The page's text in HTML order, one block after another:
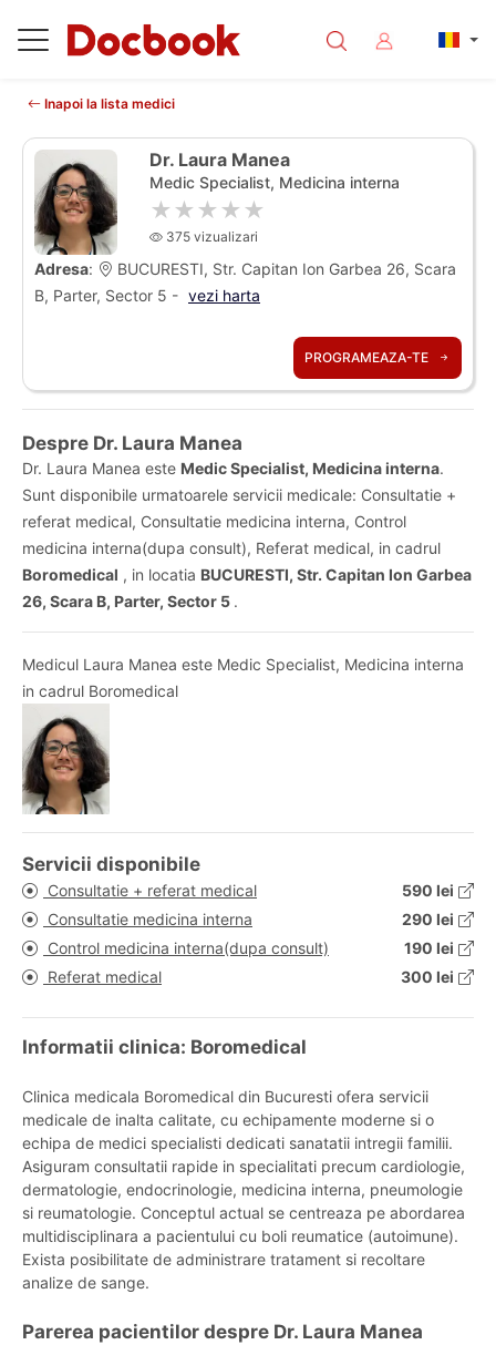
Inapoi la lista medici
Dr. Laura Manea
Medic Specialist, Medicina interna
★★★★★
375 vizualizari
Adresa:
BUCURESTI, Str. Capitan Ion Garbea 26, Scara
B, Parter, Sector 5 - vezi harta
PROGRAMEAZA-TE
Despre Dr. Laura Manea
Dr. Laura Manea este Medic Specialist, Medicina interna.
Sunt disponibile urmatoarele servicii medicale: Consultatie +
referat medical, Consultatie medicina interna, Control
medicina interna(dupa consult), Referat medical, in cadrul
Boromedical , in locatia BUCURESTI, Str. Capitan Ion Garbea
26, Scara B, Parter, Sector 5 .
Medicul Laura Manea este Medic Specialist, Medicina interna
in cadrul Boromedical
Servicii disponibile
Consultatie + referat medical
590 lei
Consultatie medicina interna
290 lei
Control medicina interna(dupa consult)
190 lei
Referat medical
300 lei
Informatii clinica: Boromedical
Clinica medicala Boromedical din Bucuresti ofera servicii
medicale de inalta calitate, cu echipamente moderne si o
echipa de medici specialisti dedicati sanatatii intregii familii.
Asiguram consultatii rapide in specialitati precum cardiologie,
dermatologie, endocrinologie, medicina interna, pneumologie
si reumatologie. Conceptul actual se centreaza pe abordarea
multidisciplinara a pacientului cu boli reumatice (autoimune).
Exista posibilitate de administrare tratament si recoltare
analize de sange.
Parerea pacientilor despre Dr. Laura Manea